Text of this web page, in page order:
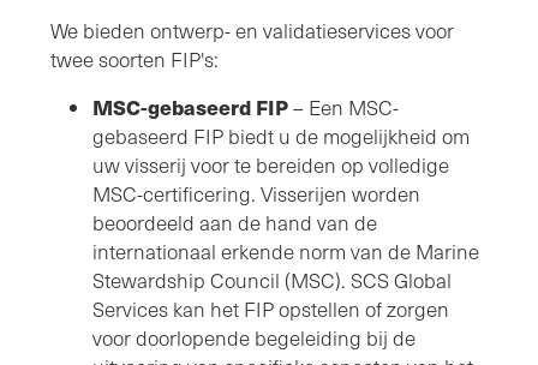
We bieden ontwerp- en validatieservices voor
twee soorten FIP's:
MSC-gebaseerd FIP– Een MSC-
gebaseerd FIP biedt u de mogelijkheid om
uw visserij voor te bereiden op volledige
MSC-certificering. Visserijen worden
beoordeeld aan de hand van de
internationaal erkende norm van de Marine
Stewardship Council (MSC). SCS Global
Services kan het FIP opstellen of zorgen
voor doorlopende begeleiding bij de